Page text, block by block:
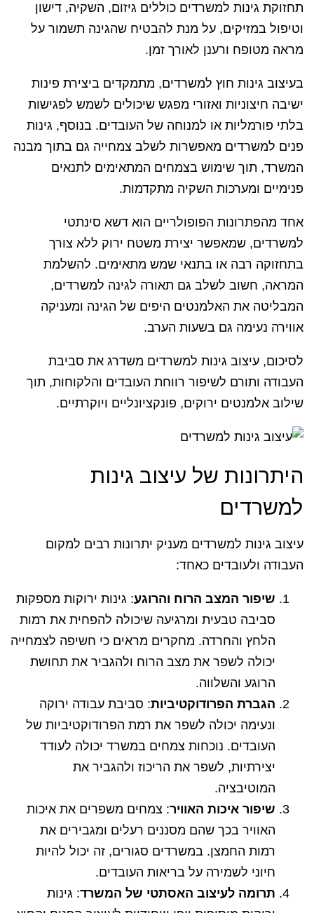
תחזוקת גינות למשרדים כוללים גיזום, השקיה, דישון
וטיפול במזיקים, על מנת להבטיח שהגינה תשמור על
מראה מטופח ורענן לאורך זמן.
בעיצוב גינות חוץ למשרדים, מתמקדים ביצירת פינות
ישיבה חיצוניות ואזורי מפגש שיכולים לשמש לפגישות
בלתי פורמליות או למנוחה של העובדים. בנוסף, גינות
פנים למשרדים מאפשרות לשלב צמחייה גם בתוך מבנה
המשרד, תוך שימוש בצמחים המתאימים לתנאים
פנימיים ומערכות השקיה מתקדמות.
אחד מהפתרונות הפופולריים הוא דשא סינתטי
למשרדים, שמאפשר יצירת משטח ירוק ללא צורך
בתחזוקה רבה או בתנאי שמש מתאימים. להשלמת
המראה, חשוב לשלב גם תאורה לגינה למשרדים,
המבליטה את האלמנטים היפים של הגינה ומעניקה
אווירה נעימה גם בשעות הערב.
לסיכום, עיצוב גינות למשרדים משדרג את סביבת
העבודה ותורם לשיפור רווחת העובדים והלקוחות, תוך
שילוב אלמנטים ירוקים, פונקציונליים ויוקרתיים.
היתרונות של עיצוב גינות
למשרדים
עיצוב גינות למשרדים מעניק יתרונות רבים למקום
העבודה ולעובדים כאחד:
שיפור המצב הרוח והרוגע: גינות ירוקות מספקות
סביבה טבעית ומרגיעה שיכולה להפחית את רמות
הלחץ והחרדה. מחקרים מראים כי חשיפה לצמחייה
יכולה לשפר את מצב הרוח ולהגביר את תחושת
הרוגע והשלווה.
הגברת הפרודוקטיביות: סביבת עבודה ירוקה
ונעימה יכולה לשפר את רמת הפרודוקטיביות של
העובדים. נוכחות צמחים במשרד יכולה לעודד
יצירתיות, לשפר את הריכוז ולהגביר את
המוטיבציה.
שיפור איכות האוויר: צמחים משפרים את איכות
האוויר בכך שהם מסננים רעלים ומגבירים את
רמות החמצן. במשרדים סגורים, זה יכול להיות
חיוני לשמירה על בריאות העובדים.
תרומה לעיצוב האסתטי של המשרד: גינות